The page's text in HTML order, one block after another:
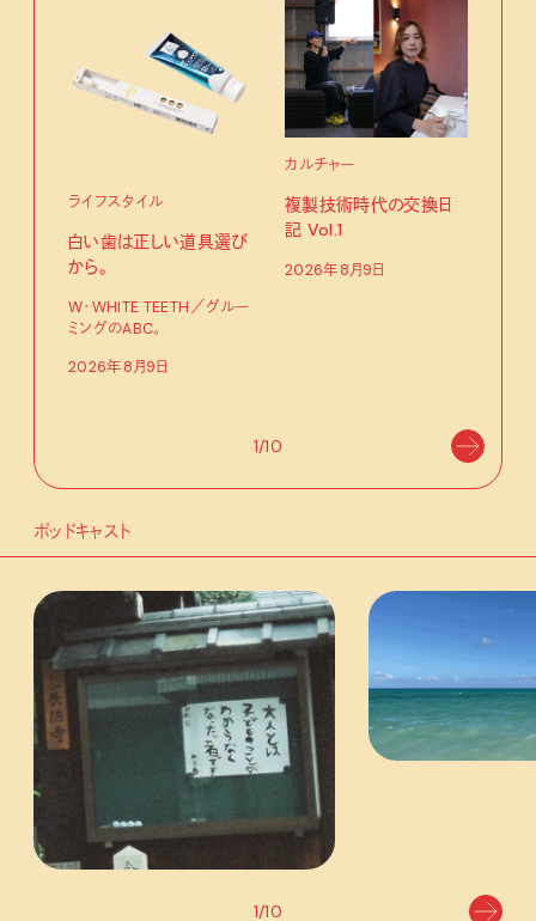
ライフスタイル
白い歯は正しい道具選び
から。
W・WHITE TEETH／グルー
ミングのABC。
2026年8月9日
カルチャー
複製技術時代の交換日
記 Vol.1
2026年8月9日
1/10
ポッドキャスト
1/10